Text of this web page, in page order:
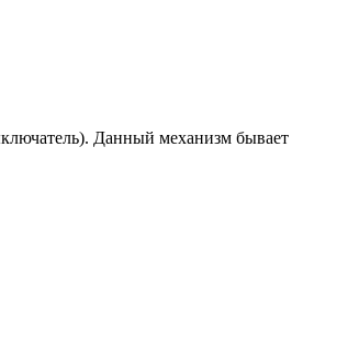
Данный механизм бывает